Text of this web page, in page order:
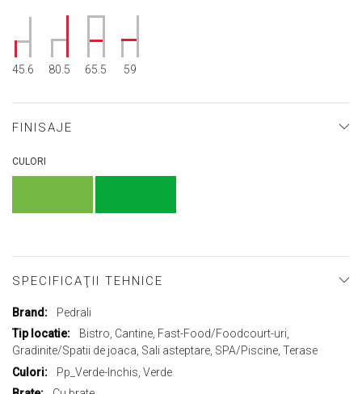
45.6 80.5 65.5 59
FINISAJE
CULORI
SPECIFICAŢII TEHNICE
Mai
multe
informații
Pedrali
Bistro, Cantine, Fast-Food/Foodcourt-uri,
Gradinite/Spatii de joaca, Sali asteptare, SPA/Piscine, Terase
Pp_Verde-Inchis, Verde